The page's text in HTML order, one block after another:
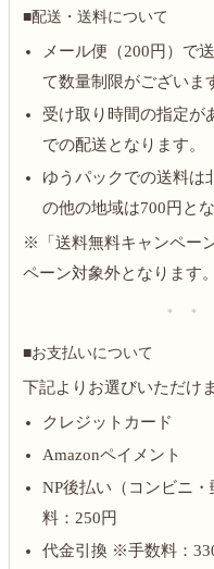
■配送・送料について
メール便（200円）で
て数量制限がございま
受け取り時間の指定が
での配送となります。
ゆうパックでの送料は
の他の地域は700円とな
※「送料無料キャンペー
ペーン対象外となります。
＊ ＊
■お支払いについて
下記よりお選びいただけ
クレジットカード
Amazonペイメント
NP後払い（コンビニ
料：250円
代金引換 ※手数料：